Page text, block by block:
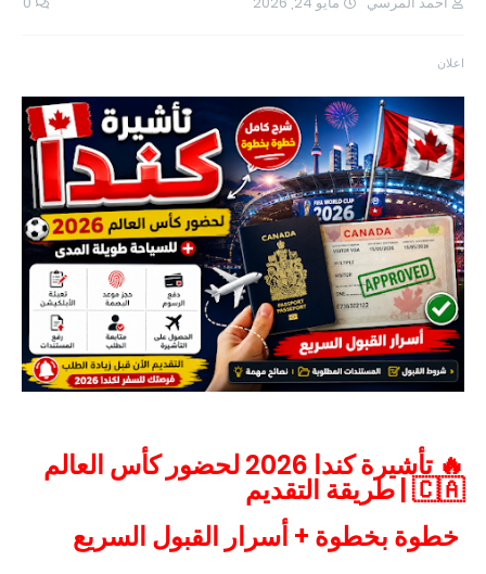
اعلان
🔥 تأشيرة كندا 2026 لحضور كأس العالم
🇨🇦 | طريقة التقديم
خطوة بخطوة + أسرار القبول السريع